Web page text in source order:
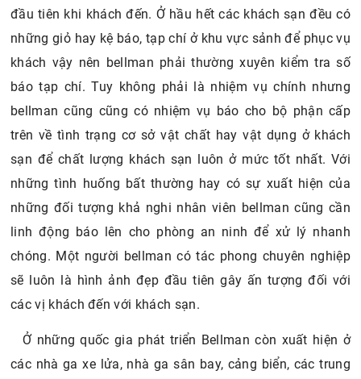
đầu tiên khi khách đến. Ở hầu hết các khách sạn đều có
những giỏ hay kệ báo, tạp chí ở khu vực sảnh để phục vụ
khách vậy nên bellman phải thường xuyên kiểm tra số
báo tạp chí. Tuy không phải là nhiệm vụ chính nhưng
bellman cũng cũng có nhiệm vụ báo cho bộ phận cấp
trên về tình trạng cơ sở vật chất hay vật dụng ở khách
sạn để chất lượng khách sạn luôn ở mức tốt nhất. Với
những tình huống bất thường hay có sự xuất hiện của
những đối tượng khả nghi nhân viên bellman cũng cần
linh động báo lên cho phòng an ninh để xử lý nhanh
chóng. Một người bellman có tác phong chuyên nghiệp
sẽ luôn là hình ảnh đẹp đầu tiên gây ấn tượng đối với
các vị khách đến với khách sạn.
Ở những quốc gia phát triển Bellman còn xuất hiện ở
các nhà ga xe lửa, nhà ga sân bay, cảng biển, các trung